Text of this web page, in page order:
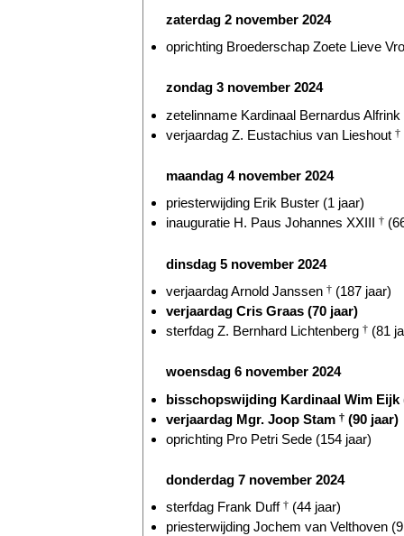
zaterdag 2 november 2024
oprichting Broederschap Zoete Lieve
zondag 3 november 2024
zetelinname Kardinaal Bernardus Alfrink
verjaardag Z. Eustachius van Lieshout †
maandag 4 november 2024
priesterwijding Erik Buster (1 jaar)
inauguratie H. Paus Johannes XXIII †
dinsdag 5 november 2024
verjaardag Arnold Janssen † (187 jaar)
verjaardag Cris Graas (70 jaar)
sterfdag Z. Bernhard Lichtenberg † (81
woensdag 6 november 2024
bisschopswijding Kardinaal Wim Eijk
verjaardag Mgr. Joop Stam † (90 jaar)
oprichting Pro Petri Sede (154 jaar)
donderdag 7 november 2024
sterfdag Frank Duff † (44 jaar)
priesterwijding Jochem van Velthoven